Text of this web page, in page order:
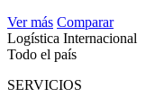
Ver más Comparar
Logística Internacional
Todo el país
SERVICIOS